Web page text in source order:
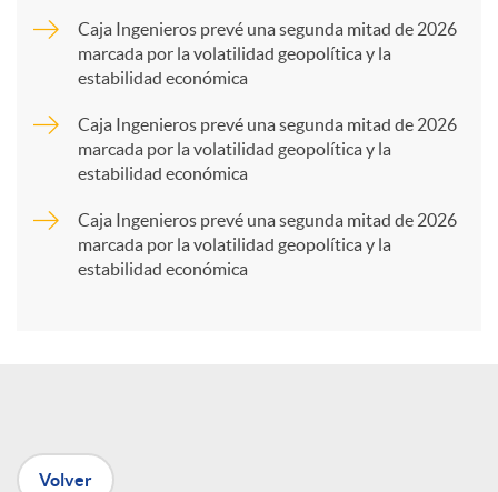
a
n
Caja Ingenieros prevé una segunda mitad de 2026
marcada por la volatilidad geopolítica y la
estabilidad económica
Caja Ingenieros prevé una segunda mitad de 2026
marcada por la volatilidad geopolítica y la
estabilidad económica
Caja Ingenieros prevé una segunda mitad de 2026
marcada por la volatilidad geopolítica y la
estabilidad económica
Volver